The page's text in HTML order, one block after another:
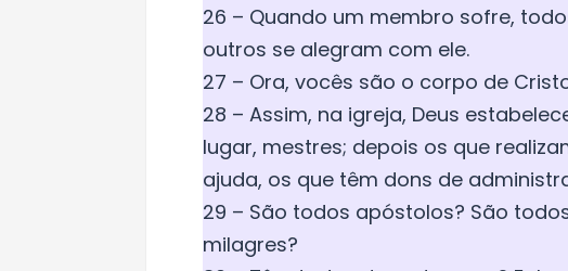
26 – Quando um membro sofre,
outros se alegram com ele.
27 – Ora, vocês são o corpo de
28 – Assim, na igreja, Deus
lugar, mestres; depois os que
ajuda, os que têm dons de
29 – São todos apóstolos? São
milagres?